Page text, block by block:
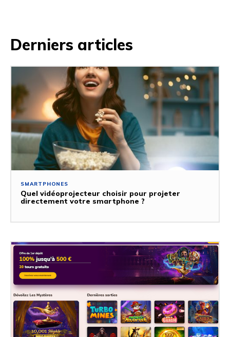
Derniers articles
SMARTPHONES
Quel vidéoprojecteur choisir pour projeter
directement votre smartphone ?